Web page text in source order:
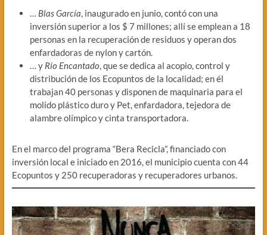
Blas García , inaugurado en junio, contó con una
inversión superior a los $ 7 millones; allí se emplean a 18
personas en la recuperación de residuos y operan dos
enfardadoras de nylon y cartón.
… y Río Encantado , que se dedica al acopio, control y
distribución de los Ecopuntos de la localidad; en él
trabajan 40 personas y disponen de maquinaria para el
molido plástico duro y Pet, enfardadora, tejedora de
alambre olímpico y cinta transportadora.
En el marco del programa “Bera Recicla”, financiado con
inversión local e iniciado en 2016, el municipio cuenta con 44
Ecopuntos y 250 recuperadoras y recuperadores urbanos.